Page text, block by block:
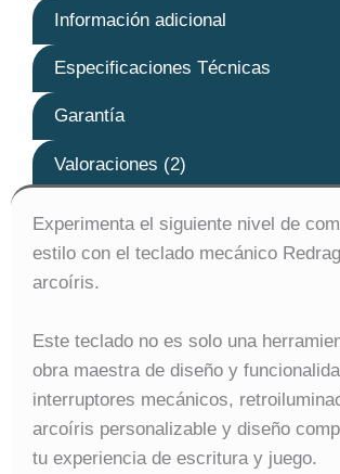
Información adicional
Especificaciones Técnicas
Garantía
Valoraciones (2)
Experimenta el siguiente nivel de
estilo con el teclado mecánico
arcoíris.
Este teclado no es solo una
obra maestra de diseño y
interruptores mecánicos,
arcoíris personalizable y diseño
tu experiencia de escritura y juego.